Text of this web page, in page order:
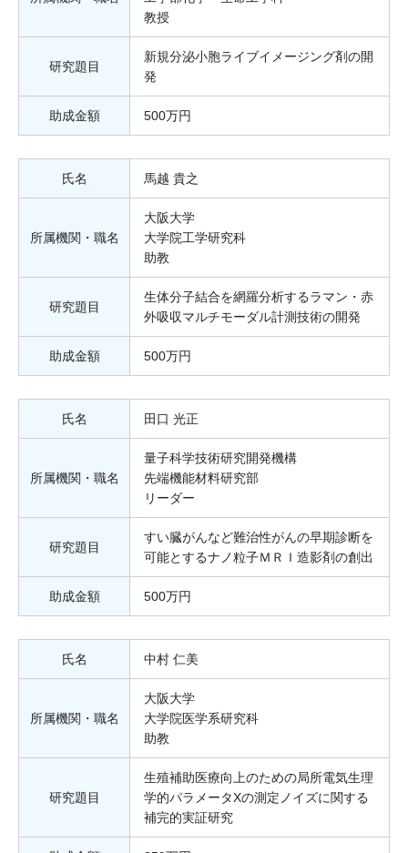
教授
研究題目
新規分泌小胞ライブイメージング剤の開
発
助成金額 500万円
氏名 馬越 貴之
所属機関・職名
大阪大学
大学院工学研究科
助教
研究題目
生体分子結合を網羅分析するラマン・赤
外吸収マルチモーダル計測技術の開発
助成金額 500万円
氏名 田口 光正
所属機関・職名
量子科学技術研究開発機構
先端機能材料研究部
リーダー
研究題目
すい臓がんなど難治性がんの早期診断を
可能とするナノ粒子ＭＲＩ造影剤の創出
助成金額 500万円
氏名 中村 仁美
所属機関・職名
大阪大学
大学院医学系研究科
助教
研究題目
生殖補助医療向上のための局所電気生理
学的パラメータXの測定ノイズに関する
補完的実証研究